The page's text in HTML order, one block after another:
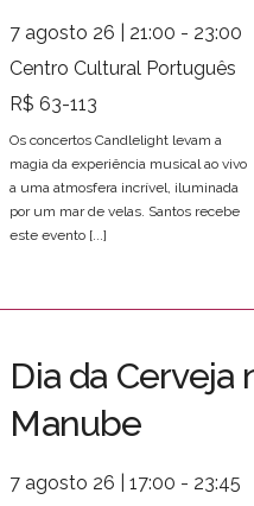
7 agosto 26 | 21:00 - 23:00
Centro Cultural Português
R$ 63-113
Os concertos Candlelight levam a
magia da experiência musical ao vivo
a uma atmosfera incrível, iluminada
por um mar de velas. Santos recebe
este evento [...]
Dia da Cerveja
Manube
7 agosto 26 | 17:00 - 23:45